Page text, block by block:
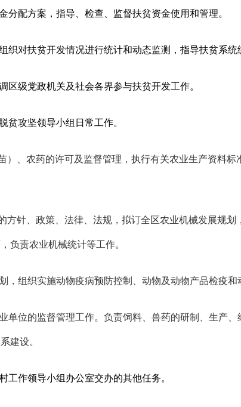
分配方案，指导、检查、监督扶贫资金使用和管理。
织对扶贫开发情况进行统计和动态监测，指导扶贫系统
区级党政机关及社会各界参与扶贫开发工作。
贫攻坚领导小组日常工作。
）、农药的许可及监督管理，执行有关农业生产资料
方针、政策、法律、法规，拟订全区农业机械发展规
负责农业机械统计等工作。
，组织实施动物疫病预防控制、动物及动物产品检疫和
单位的监督管理工作。负责饲料、兽药的研制、生产
建设。
工作领导小组办公室交办的其他任务。